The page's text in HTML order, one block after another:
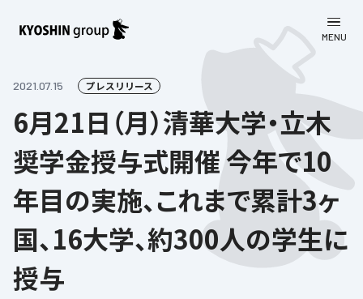
MENU
会社案内
会社案内
企業理念
教育理念
社長挨拶
事業一覧
学習塾
学びの成果
学習塾について
京進グループについて
サステナビリティ
お客さま満足度向上の取り組み
株主・投資家向け情報
株主・投資家向け情報
採用情報
2021.07.15 プレスリリース
6月21日（月）清華大学・立木
奨学金授与式開催 今年で10
年目の実施、これまで累計3ヶ
国、16大学、約300人の学生に
授与